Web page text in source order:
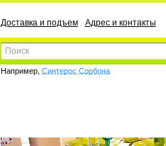
Доставка и подъем Адрес и контакты
Например, Синтерос Сорбона